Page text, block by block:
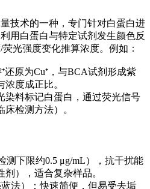
技术的一种，专门针对白蛋白进
用白蛋白与特定试剂发生颜色反
光强度变化推算浓度。例如：
还原为Cu⁺，与BCA试剂形成紫
度成正比。
染料标记白蛋白，通过荧光信号
检测方法）。
测下限约0.5 μg/mL），抗干扰能
），适合复杂样品。
法）：快速简便，但易受去垢